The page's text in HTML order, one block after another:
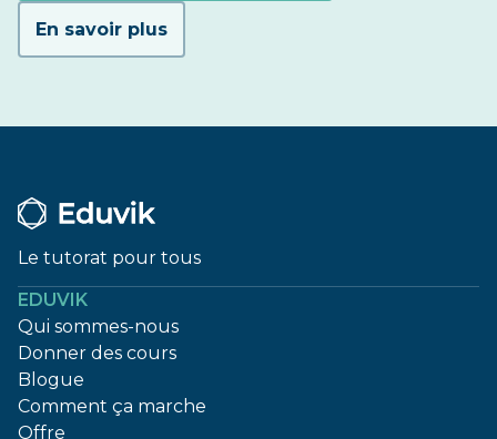
En savoir plus
Le tutorat pour tous
EDUVIK
Qui sommes-nous
Donner des cours
Blogue
Comment ça marche
Offre